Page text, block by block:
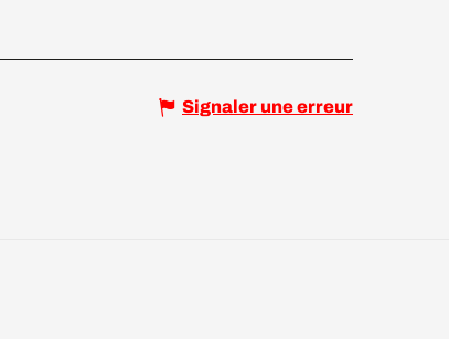
Signaler une erreur